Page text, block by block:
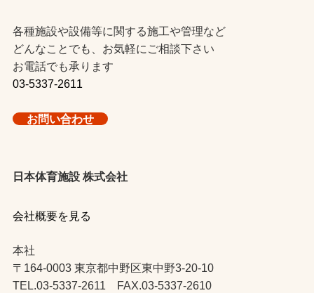
各種施設や設備等に関する施工や管理など
どんなことでも、お気軽にご相談下さい
お電話でも承ります
03-5337-2611
お問い合わせ
日本体育施設 株式会社
会社概要を見る
本社
〒164-0003 東京都中野区東中野3-20-10
TEL.03-5337-2611 FAX.03-5337-2610